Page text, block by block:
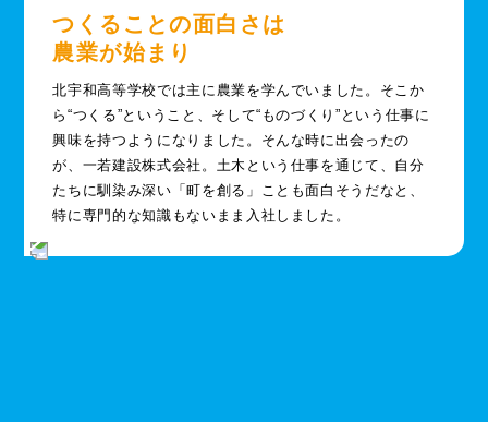
つくることの面白さは
農業が始まり
北宇和高等学校では主に農業を学んでいました。そこか
ら“つくる”ということ、そして“ものづくり”という仕事に
興味を持つようになりました。そんな時に出会ったの
が、一若建設株式会社。土木という仕事を通じて、自分
たちに馴染み深い「町を創る」ことも面白そうだなと、
特に専門的な知識もないまま入社しました。